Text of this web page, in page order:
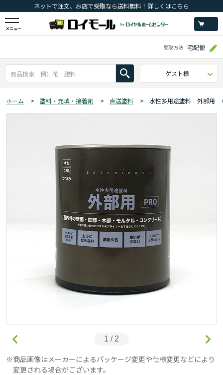
ネットで注文、お店で受取なら送料無料！詳しくはこちら
メニュー
受取方法 宅配便
ゲスト様
ホーム > 塗料・充填・接着剤 > 直送塗料 > 水性多用途塗料 外部用
1 / 2
商品画像はメーカーによるパッケージ変更や仕様変更などにより
変更される場合がございます。